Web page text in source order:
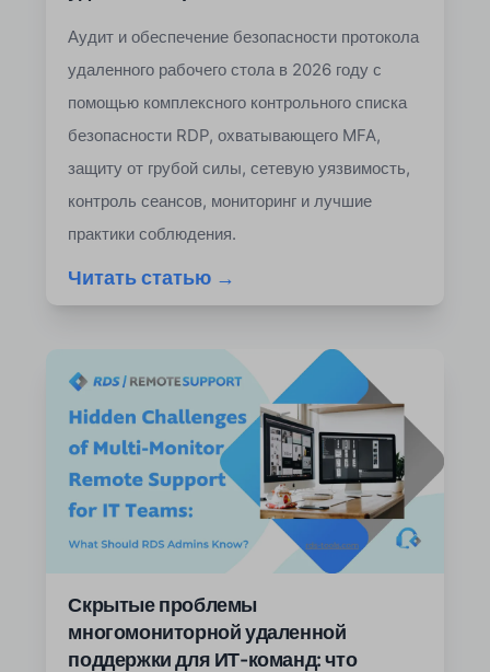
Аудит и обеспечение безопасности протокола
удаленного рабочего стола в 2026 году с
помощью комплексного контрольного списка
безопасности RDP, охватывающего MFA,
защиту от грубой силы, сетевую уязвимость,
контроль сеансов, мониторинг и лучшие
практики соблюдения.
Читать статью →
Скрытые проблемы
многомониторной удаленной
поддержки для ИТ-команд: что